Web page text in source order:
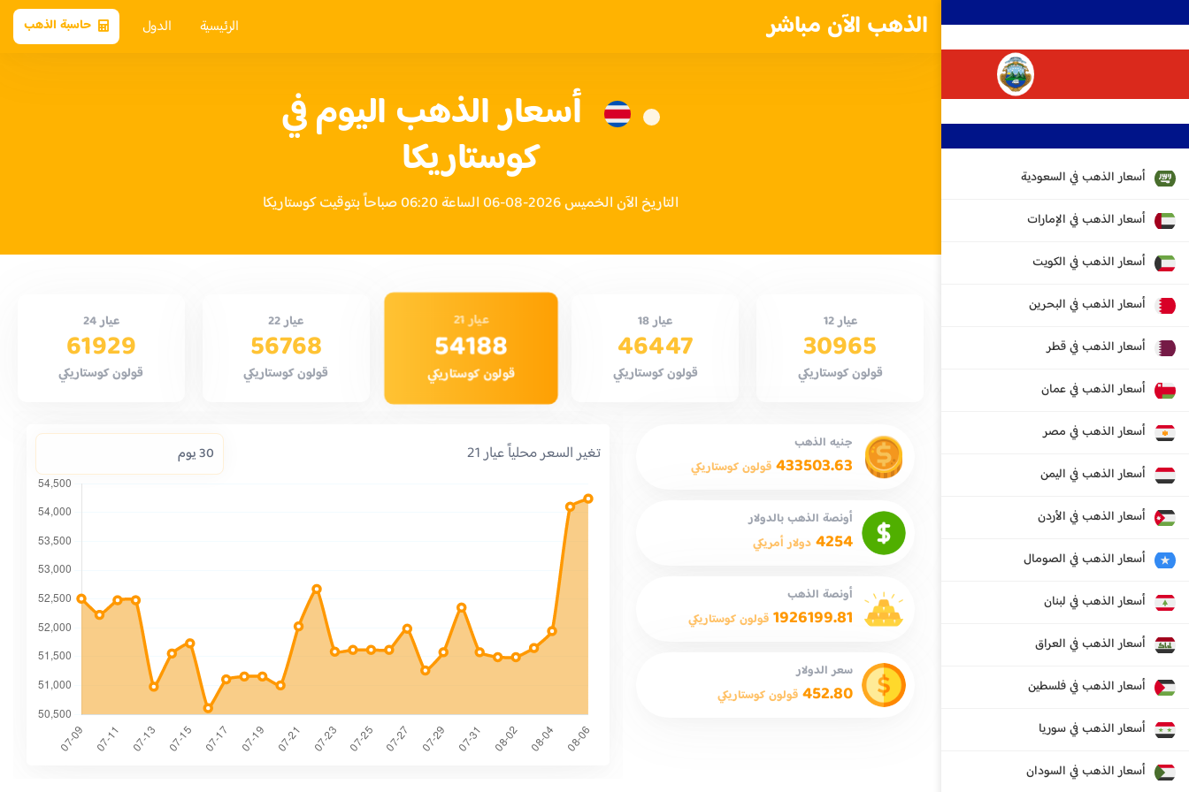
الذهب الآن مباشر الرئيسية الدول حاسبة الذهب
أسعار الذهب في السعودية
أسعار الذهب في الإمارات
أسعار الذهب في الكويت
أسعار الذهب في البحرين
أسعار الذهب في قطر
أسعار الذهب في عمان
أسعار الذهب في مصر
أسعار الذهب في اليمن
أسعار الذهب في الأردن
أسعار الذهب في الصومال
أسعار الذهب في لبنان
أسعار الذهب في العراق
أسعار الذهب في فلسطين
أسعار الذهب في سوريا
أسعار الذهب في السودان
أسعار الذهب اليوم في
كوستاريكا
التاريخ الآن الخميس 2026-08-06 الساعة 06:20 صباحاً بتوقيت كوستاريكا
عيار 12
30965
قولون كوستاريكي
عيار 18
46447
قولون كوستاريكي
عيار 21
54188
قولون كوستاريكي
عيار 22
56768
قولون كوستاريكي
عيار 24
61929
قولون كوستاريكي
جنيه الذهب
433503.63 قولون كوستاريكي
أونصة الذهب بالدولار
4254 دولار أمريكي
أونصة الذهب
1926199.81 قولون كوستاريكي
سعر الدولار
452.80 قولون كوستاريكي
تغير السعر محلياً عيار 21